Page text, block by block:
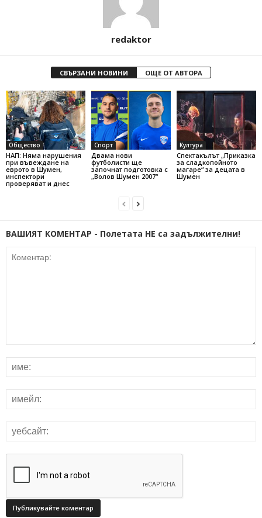
redaktor
СВЪРЗАНИ НОВИНИ ОЩЕ ОТ АВТОРА
Общество
НАП: Няма нарушения
при въвеждане на
еврото в Шумен,
инспектори
проверяват и днес
Спорт
Двама нови
футболисти ще
започнат подготовка с
„Волов Шумен 2007“
Култура
Спектакълът „Приказка
за сладкопойното
магаре“ за децата в
Шумен
ВАШИЯТ КОМЕНТАР - Полетата НЕ са задължителни!